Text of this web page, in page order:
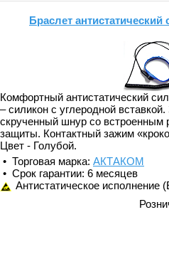
Браслет
Комфортный антистатический
– силикон с углеродной
скрученный шнур со
защиты. Контактный зажим
Цвет - Голубой.
• Торговая марка: АКТАКОМ
• Срок гарантии: 6 месяцев
Антистатическое исполнение